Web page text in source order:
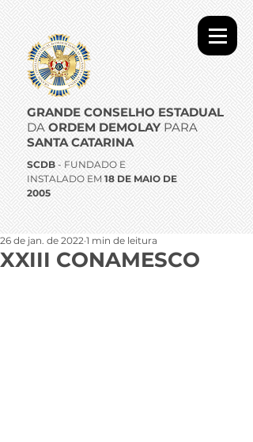
GRANDE CONSELHO ESTADUAL
DA ORDEM DEMOLAYPARA
SANTA CATARINA
SCDB - FUNDADO E
INSTALADO EM 18 DE MAIO DE
2005
XXIII CONAMESCO
26 de jan. de 2022 1 min de leitura